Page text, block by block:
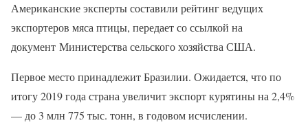
Американские эксперты составили рейтинг ведущих
экспортеров мяса птицы, передает со ссылкой на
документ Министерства сельского хозяйства США.
Первое место принадлежит Бразилии. Ожидается, что по
итогу 2019 года страна увеличит экспорт курятины на 2,4%
— до 3 млн 775 тыс. тонн, в годовом исчислении.